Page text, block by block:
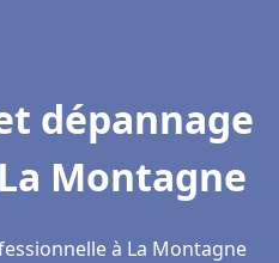
dépannage
Montagne
à La Montagne